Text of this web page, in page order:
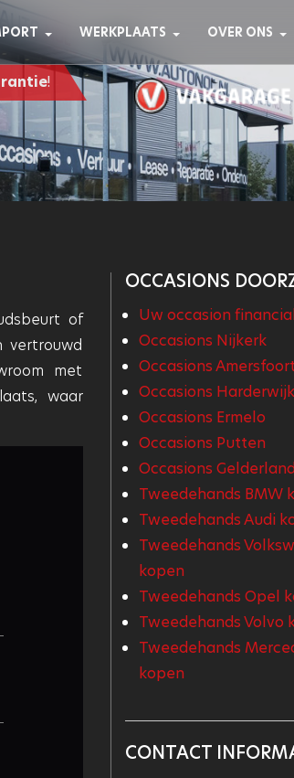
WERKPLAATS OVER ONS
!
of
vertrouwd
met
waar
OCCASIONS
Uw occasion
Occasions Nijkerk
Occasions Amersfoort
Occasions Harderwijk
Occasions Ermelo
Occasions Putten
Occasions
Tweedehands BMW
Tweedehands Audi
Tweedehands
kopen
Tweedehands Opel
Tweedehands Volvo
Tweedehands
kopen
CONTACT